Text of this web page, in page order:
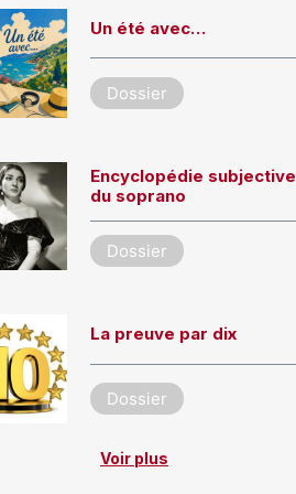
Un été avec…
Dossier
Encyclopédie subjective
du soprano
Dossier
La preuve par dix
Dossier
Voir plus